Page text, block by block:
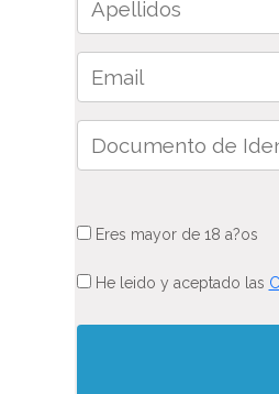
Eres mayor de 18 a?os
He leido y aceptado las